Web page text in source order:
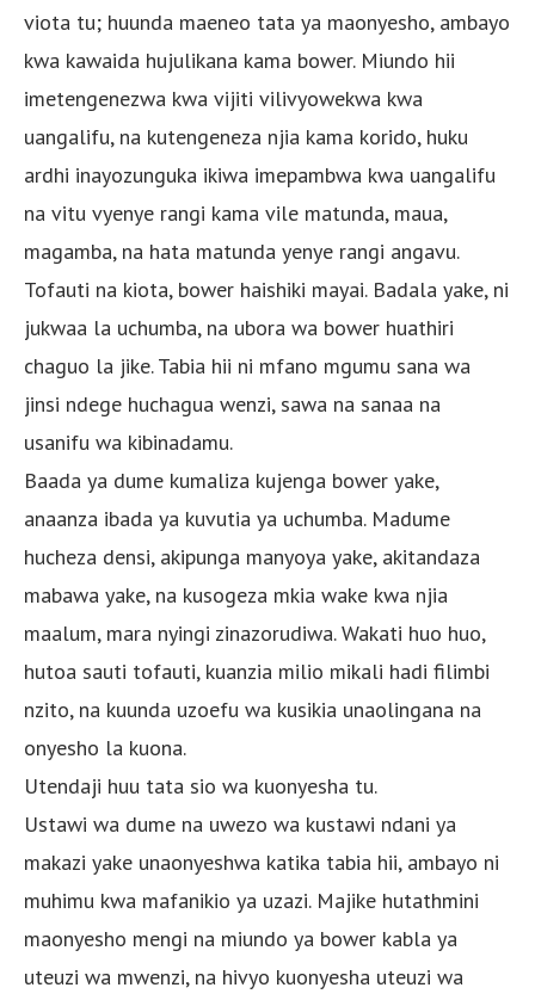
viota tu; huunda maeneo tata ya maonyesho, ambayo
kwa kawaida hujulikana kama bower. Miundo hii
imetengenezwa kwa vijiti vilivyowekwa kwa
uangalifu, na kutengeneza njia kama korido, huku
ardhi inayozunguka ikiwa imepambwa kwa uangalifu
na vitu vyenye rangi kama vile matunda, maua,
magamba, na hata matunda yenye rangi angavu.
Tofauti na kiota, bower haishiki mayai. Badala yake, ni
jukwaa la uchumba, na ubora wa bower huathiri
chaguo la jike. Tabia hii ni mfano mgumu sana wa
jinsi ndege huchagua wenzi, sawa na sanaa na
usanifu wa kibinadamu.
Baada ya dume kumaliza kujenga bower yake,
anaanza ibada ya kuvutia ya uchumba. Madume
hucheza densi, akipunga manyoya yake, akitandaza
mabawa yake, na kusogeza mkia wake kwa njia
maalum, mara nyingi zinazorudiwa. Wakati huo huo,
hutoa sauti tofauti, kuanzia milio mikali hadi filimbi
nzito, na kuunda uzoefu wa kusikia unaolingana na
onyesho la kuona.
Utendaji huu tata sio wa kuonyesha tu.
Ustawi wa dume na uwezo wa kustawi ndani ya
makazi yake unaonyeshwa katika tabia hii, ambayo ni
muhimu kwa mafanikio ya uzazi. Majike hutathmini
maonyesho mengi na miundo ya bower kabla ya
uteuzi wa mwenzi, na hivyo kuonyesha uteuzi wa